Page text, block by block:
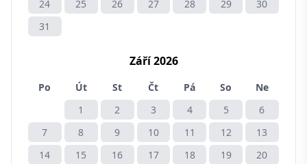
24
25 26 27 28 29
30
31
Září 2026
Po Út St Čt Pá So
Ne
1
2 3 4 5
6
7
8 9 10 11 12
13
14
15 16 17 18 19
20